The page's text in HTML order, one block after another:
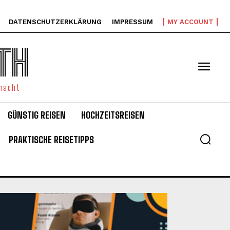
DATENSCHUTZERKLÄRUNG IMPRESSUM MY ACCOUNT
GÜNSTIG REISEN HOCHZEITSREISEN
PRAKTISCHE REISETIPPS